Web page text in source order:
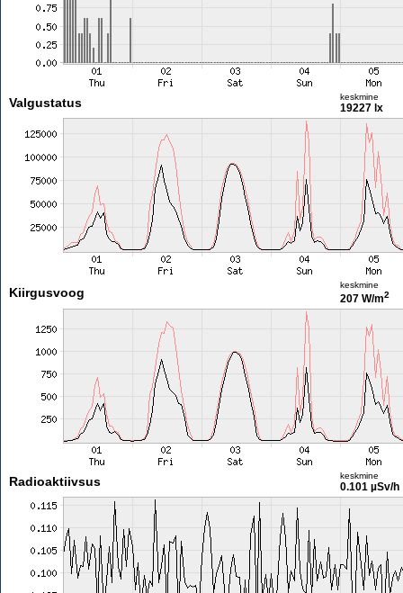
Valgustatus keskmine
19227 lx
Kiirgusvoog
keskmine
207 W/m2
Radioaktiivsus keskmine
0.101 µSv/h